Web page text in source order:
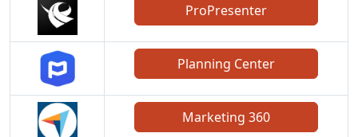
ProPresenter
Planning Center
Marketing 360